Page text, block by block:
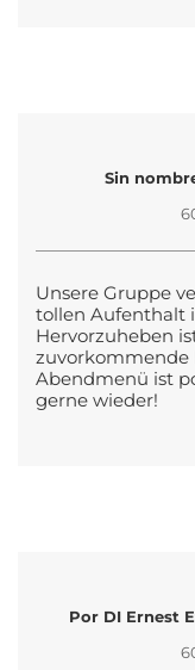
Sin
Unsere Gruppe
tollen Aufenthalt
Hervorzuheben
zuvorkommende
Abendmenü ist
gerne wieder!
Por DI Ernest